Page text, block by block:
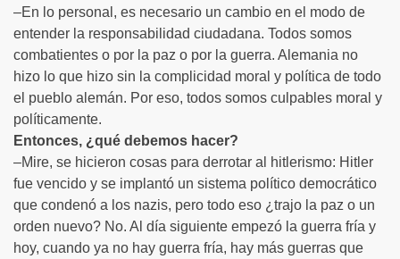
–En lo personal, es necesario un cambio en el modo de
entender la responsabilidad ciudadana. Todos somos
combatientes o por la paz o por la guerra. Alemania no
hizo lo que hizo sin la complicidad moral y política de todo
el pueblo alemán. Por eso, todos somos culpables moral y
políticamente.
Entonces, ¿qué debemos hacer?
–Mire, se hicieron cosas para derrotar al hitlerismo: Hitler
fue vencido y se implantó un sistema político democrático
que condenó a los nazis, pero todo eso ¿trajo la paz o un
orden nuevo? No. Al día siguiente empezó la guerra fría y
hoy, cuando ya no hay guerra fría, hay más guerras que